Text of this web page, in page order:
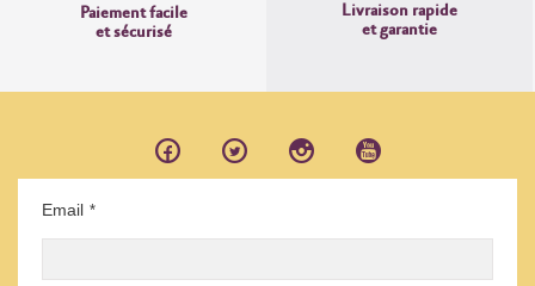
Paiement facile
et sécurisé
Livraison rapide
et garantie
Email *